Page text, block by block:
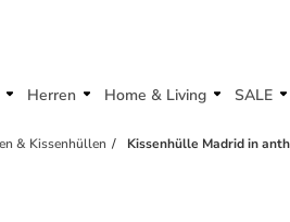
Herren Home & Living SALE
& Kissenhüllen Kissenhülle Madrid in